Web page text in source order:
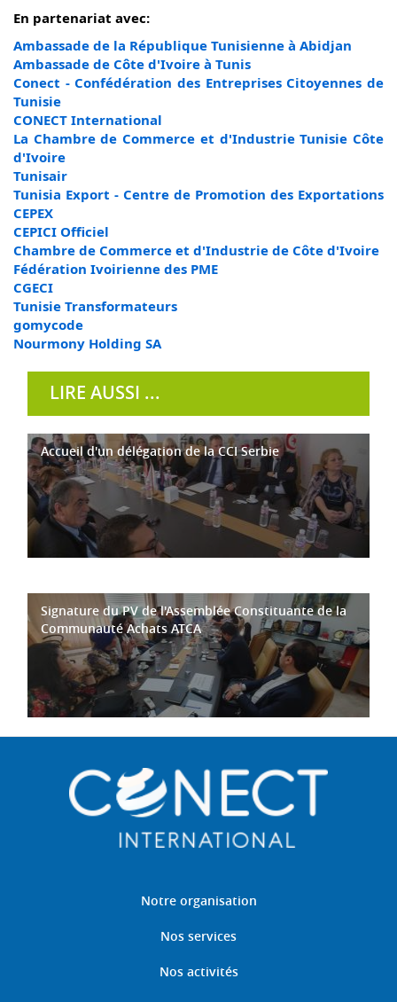
En partenariat avec:
Ambassade de la République Tunisienne à Abidjan
Ambassade de Côte d'Ivoire à Tunis
Conect - Confédération des Entreprises Citoyennes de
Tunisie
CONECT International
La Chambre de Commerce et d'Industrie Tunisie Côte
d'Ivoire
Tunisair
Tunisia Export - Centre de Promotion des Exportations
CEPEX
CEPICI Officiel
Chambre de Commerce et d'Industrie de Côte d'Ivoire
Fédération Ivoirienne des PME
CGECI
Tunisie Transformateurs
gomycode
Nourmony Holding SA
LIRE AUSSI ...
Accueil d'un délégation de la CCI Serbie
Signature du PV de l'Assemblée Constituante de la
Communauté Achats ATCA
Notre organisation
Nos services
Nos activités